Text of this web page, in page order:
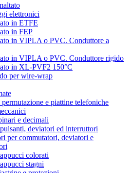
elettronici
in ETFE
in FEP
in VIPLA o PVC. Conduttore a
in VIPLA o PVC. Conduttore rigido
in XL-PVF2 150°C
per wire-wrap
e piattine telefoniche
e decimali
deviatori ed interruttori
per commutatori, deviatori e
colorati
stagni